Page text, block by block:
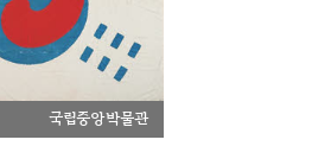
국립중앙박물관